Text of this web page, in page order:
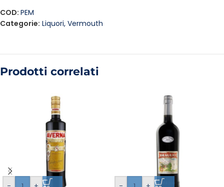
COD: PEM
Categorie: Liquori, Vermouth
Prodotti correlati